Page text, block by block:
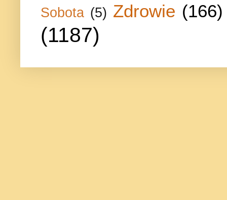
Sobota (5) Zdrowie (166)
(1187)